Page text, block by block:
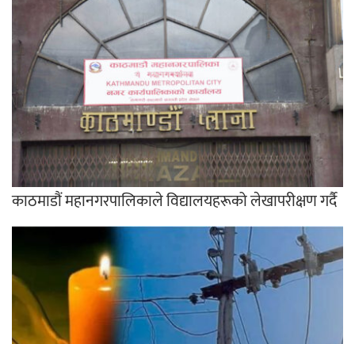
काठमाडौं महानगरपालिकाले विद्यालयहरूको लेखापरीक्षण गर्दै